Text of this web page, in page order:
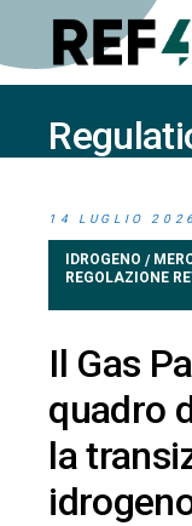
14 LUGLIO 2026
IDROGENO /
REGOLAZIONE
Il Gas
quadro
la